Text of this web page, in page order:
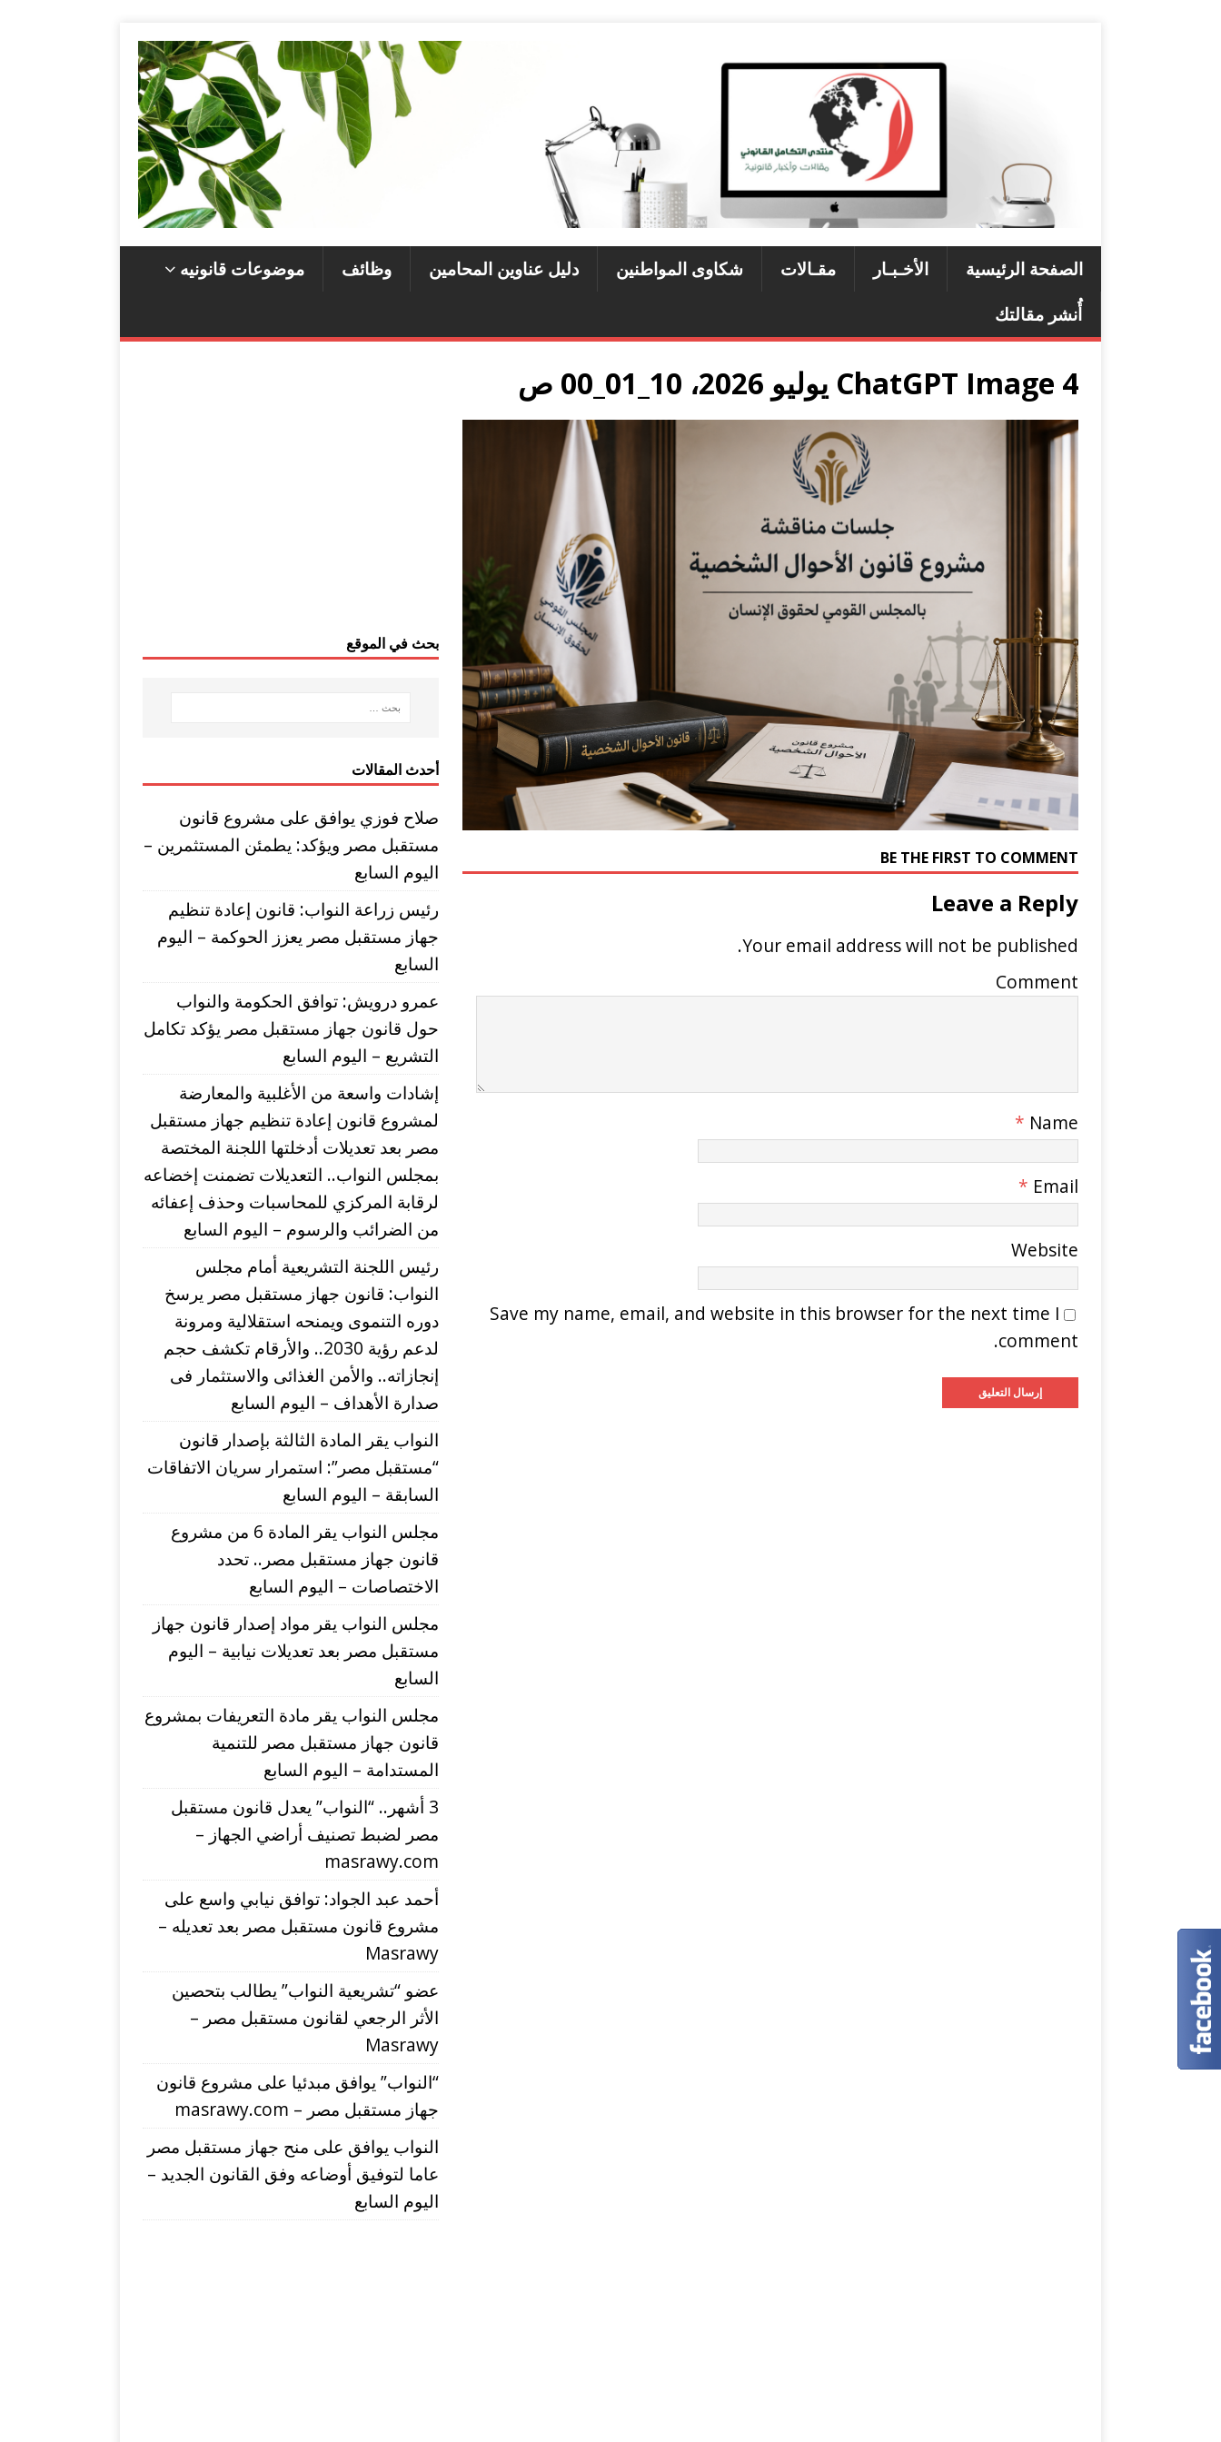
الصفحة الرئيسية الأخـبـار مقـالات شكاوى المواطنين دليل عناوين المحامين وظائف
موضوعات قانونيه
أُنشر مقالتك
ChatGPT Image 4 يوليو 2026، 10_01_00 ص
BE THE FIRST TO COMMENT
Leave a Reply
Your email address will not be published.
Comment
Name
*
Email
*
Website
Save my name, email, and website in this browser for the next time I
comment.
بحث في الموقع
أحدث المقالات
صلاح فوزي يوافق على مشروع قانون
مستقبل مصر ويؤكد: يطمئن المستثمرين –
اليوم السابع
رئيس زراعة النواب: قانون إعادة تنظيم
جهاز مستقبل مصر يعزز الحوكمة – اليوم
السابع
عمرو درويش: توافق الحكومة والنواب
حول قانون جهاز مستقبل مصر يؤكد تكامل
التشريع – اليوم السابع
إشادات واسعة من الأغلبية والمعارضة
لمشروع قانون إعادة تنظيم جهاز مستقبل
مصر بعد تعديلات أدخلتها اللجنة المختصة
بمجلس النواب.. التعديلات تضمنت إخضاعه
لرقابة المركزي للمحاسبات وحذف إعفائه
من الضرائب والرسوم – اليوم السابع
رئيس اللجنة التشريعية أمام مجلس
النواب: قانون جهاز مستقبل مصر يرسخ
دوره التنموى ويمنحه استقلالية ومرونة
لدعم رؤية 2030.. والأرقام تكشف حجم
إنجازاته.. والأمن الغذائى والاستثمار فى
صدارة الأهداف – اليوم السابع
النواب يقر المادة الثالثة بإصدار قانون
“مستقبل مصر”: استمرار سريان الاتفاقات
السابقة – اليوم السابع
مجلس النواب يقر المادة 6 من مشروع
قانون جهاز مستقبل مصر.. تحدد
الاختصاصات – اليوم السابع
مجلس النواب يقر مواد إصدار قانون جهاز
مستقبل مصر بعد تعديلات نيابية – اليوم
السابع
مجلس النواب يقر مادة التعريفات بمشروع
قانون جهاز مستقبل مصر للتنمية
المستدامة – اليوم السابع
3 أشهر.. “النواب” يعدل قانون مستقبل
مصر لضبط تصنيف أراضي الجهاز –
masrawy.com
أحمد عبد الجواد: توافق نيابي واسع على
مشروع قانون مستقبل مصر بعد تعديله –
Masrawy
عضو “تشريعية النواب” يطالب بتحصين
الأثر الرجعي لقانون مستقبل مصر –
Masrawy
“النواب” يوافق مبدئيا على مشروع قانون
جهاز مستقبل مصر – masrawy.com
النواب يوافق على منح جهاز مستقبل مصر
عاما لتوفيق أوضاعه وفق القانون الجديد –
اليوم السابع